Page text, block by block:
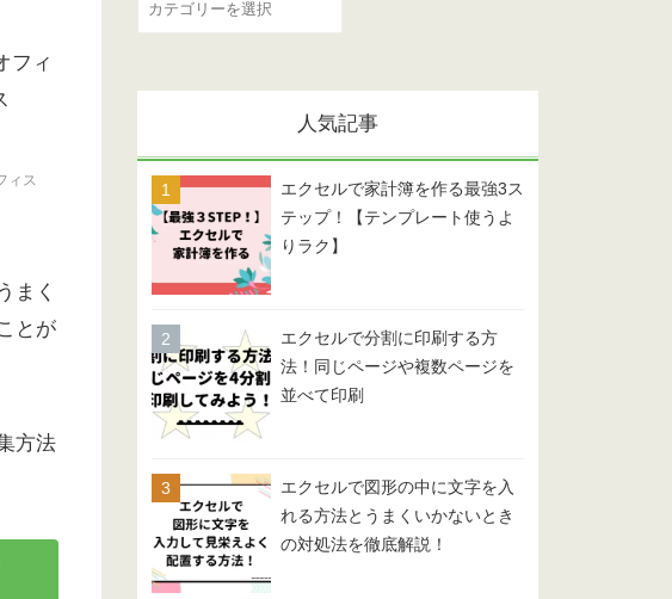
ィス
まく
とが
方法
リ
人気記事
エクセルで家計簿を作る最強3ス
テップ！【テンプレート使うよ
りラク】
エクセルで分割に印刷する方
法！同じページや複数ページを
並べて印刷
エクセルで図形の中に文字を入
れる方法とうまくいかないとき
の対処法を徹底解説！